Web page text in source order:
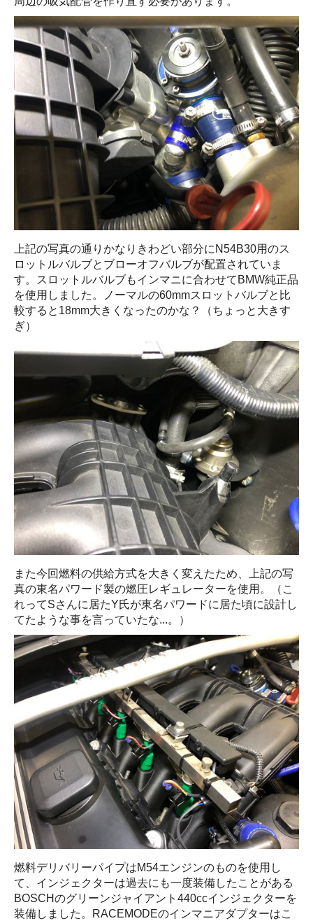
上記の写真の通りかなりきわどい部分にN54B30用のス
ロットルバルブとブローオフバルブが配置されていま
す。スロットルバルブもインマニに合わせてBMW純正品
を使用しました。ノーマルの60mmスロットバルブと比
較すると18mm大きくなったのかな？（ちょっと大きす
ぎ）
また今回燃料の供給方式を大きく変えたため、上記の写
真の東名パワード製の燃圧レギュレーターを使用。（こ
れってSさんに居たY氏が東名パワードに居た頃に設計し
てたような事を言っていたな...。）
燃料デリバリーパイプはM54エンジンのものを使用し
て、インジェクターは過去にも一度装備したことがある
BOSCHのグリーンジャイアント440ccインジェクターを
装備しました。RACEMODEのインマニアダプターはこ